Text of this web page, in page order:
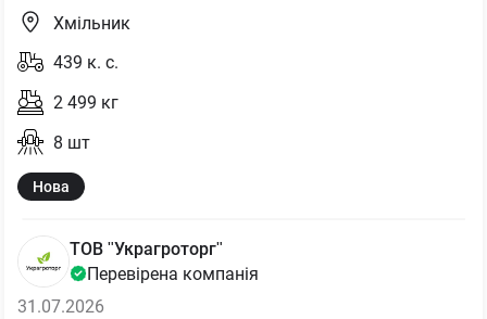
Хмільник
439 к. с.
2 499 кг
8 шт
Нова
ТОВ "Украгроторг"
Перевірена компанія
31.07.2026